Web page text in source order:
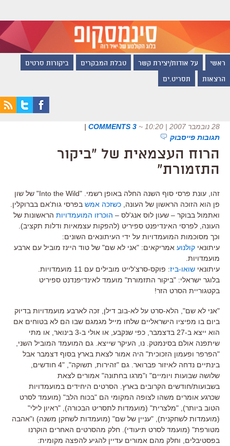
ראשי על אודות/יצירת קשר טבלת המבקרים ביקורות סרטים
הרצאות תסריט.ים
28 נובמבר 2007 | 10:20 ~
3 COMMENTS
|
תגובות פייסבוק
הרוח העצמאית של "ביקור
התזמורת"
זהו, עונת פרסי סוף השנה החלה באופן רשמי. "Into the Wild" של שון
פן הוא הזוכה הראשון של העונה, כשזכה אמש בפרסי גות'אם בברוקלין.
ואתמול בבוקר – שעון לוס אנג'לס – הוכרזו המועמדויות הראשונות של
העונה, לפרסי האינדיפנט ספיריט (להפקות עצמאיות ודלות תקציב).
וכך מסוכמות המועמדויות על ידי העיתונאים השונים:
עיתונאי קולנוע אמריקאים: "אני לא שם" של טוד היינז מוביל עם ארבע
מועמדויות.
עיתונאי שואו-ביז: פוקס-סרצ'לייט מובילים עם 11 מועמדויות.
בלוגר ישראלי: "ביקור התזמורת" מועמד לאינדיפנדנט ספיריט
בקטגוריית הסרט הזר!
"אני לא שם", הלא-סרט על לא-בוב דילן, זכה לארבע מועמדויות בדיוק
ביום בו מפיציו הישראליים שלחו מייל מגמגם שבו הם לא בטוחים אם
הוא ייצא ב-27 בדצמבר, כפי שנקבע, או אולי ב-3 בינואר, או מתי
שיתפנה אולם בסינמטק. נו, העיקר שייצא. גם המועמד המוביל השני,
"הפרפר ופעמון הזכוכית" היה אמור לצאת בארץ בסוף דצמבר אבל
בינתיים נדחה לאיזור פברואר. גם "זהירות, תשוקה", "4 חודשים,
שלושה שבועות ויומיים" ו"מרגו בחתונה" אמורים לצאת
בשבועות/חודשים הקרובים בארץ. הסרטים היחידים במועמדויות
שכרגע אומרים משהו לצופה המקומי הם "בכוח הלב" (מועמד לסרט
הטוב ביותר), "מלצרית" (מועמדות לתסריט הבכורה), "ראיון לילי"
(מועמדות לשחקנית), "עניין של שם" (מועמדות לשחקן משנה) ו"אהבה
מטורפת" (מועמד לסרט תיעודי). חלק מהסרטים האחרים הוקרנו
בפסטיבלים, וחלק מהם אמורים עדיין להגיע להפצה מקומית: